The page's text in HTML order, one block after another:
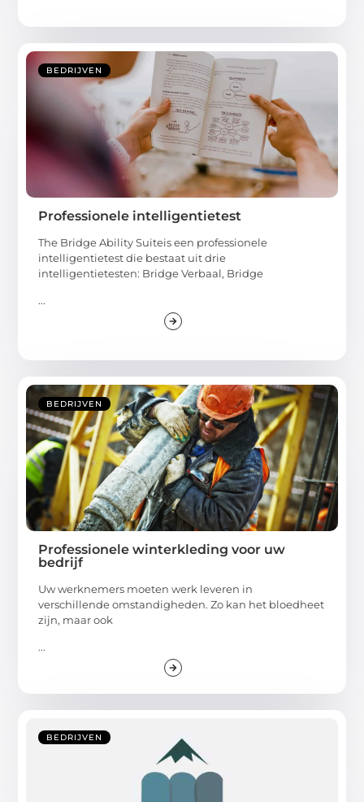
BEDRIJVEN
Professionele intelligentietest
The Bridge Ability Suiteis een professionele
intelligentietest die bestaat uit drie
intelligentietesten: Bridge Verbaal, Bridge
...
BEDRIJVEN
Professionele winterkleding voor uw
bedrijf
Uw werknemers moeten werk leveren in
verschillende omstandigheden. Zo kan het bloedheet
zijn, maar ook
...
BEDRIJVEN